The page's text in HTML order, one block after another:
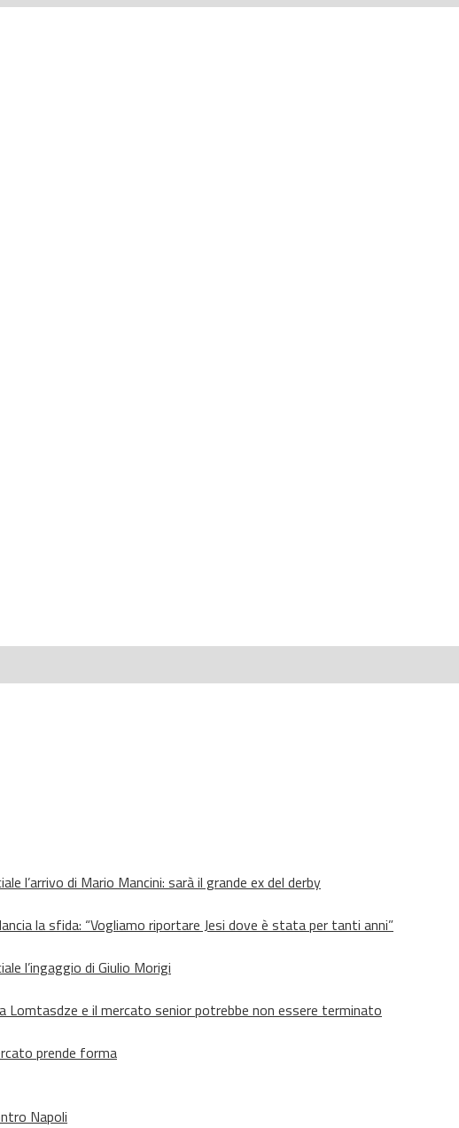
l’arrivo di Mario Mancini: sarà il grande ex del derby
la sfida: “Vogliamo riportare Jesi dove è stata per tanti anni”
l’ingaggio di Giulio Morigi
Lomtasdze e il mercato senior potrebbe non essere terminato
prende forma
Napoli